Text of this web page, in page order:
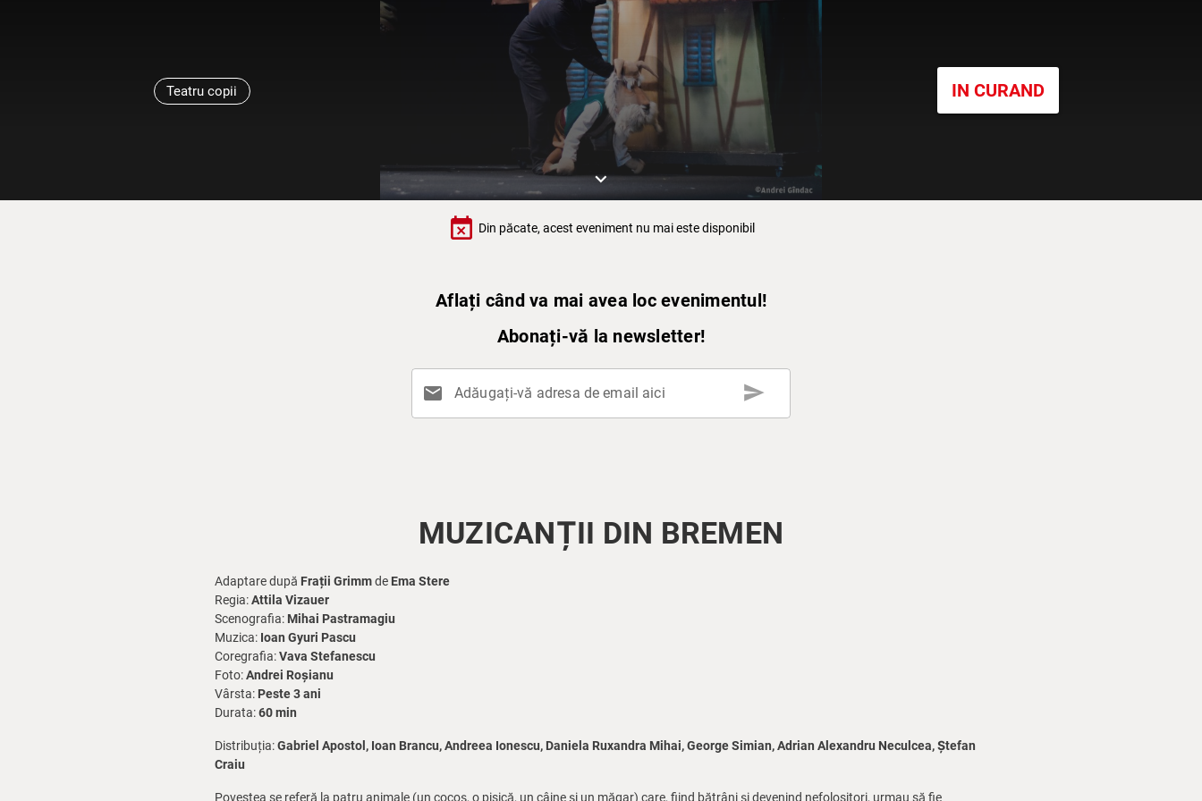
Teatru copii IN CURAND
keyboard_arrow_down
event_busy Din păcate, acest eveniment nu mai este disponibil
Aflați când va mai avea loc evenimentul!
Abonați-vă la newsletter!
mail Adăugați-vă adresa de email aici send
MUZICANȚII DIN BREMEN
Adaptare după Frații Grimmde Ema Stere
Regia:Attila Vizauer
Scenografia: Mihai Pastramagiu
Muzica: Ioan Gyuri Pascu
Coregrafia:Vava Stefanescu
Foto:Andrei Roșianu
Vârsta: Peste 3 ani
Durata:60 min
Distribuția:Gabriel Apostol, Ioan Brancu, Andreea Ionescu, Daniela Ruxandra Mihai, George Simian, Adrian Alexandru Neculcea, Ștefan
Craiu
Povestea se referă la patru animale (un cocoș, o pisică, un câine și un măgar) care, fiind bătrâni și devenind nefolositori, urmau să fie